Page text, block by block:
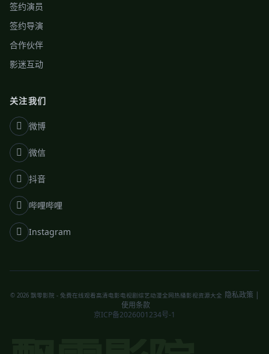
签约演员
签约导演
合作伙伴
影迷互动
关注我们
微博
微信
抖音
哔哩哔哩
Instagram
© 2026 飘零影院 - 免费在线观看高清电影电视剧综艺动漫全网热播影视资源大全 隐私政策 |
使用条款
京ICP备2026001234号-1